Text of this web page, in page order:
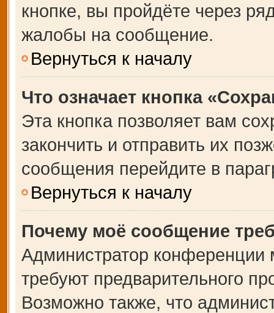
кнопке, вы пройдёте через
жалобы на сообщение.
Вернуться к началу
Что означает кнопка
Эта кнопка позволяет вам
закончить и отправить их
сообщения перейдите в
Вернуться к началу
Почему моё сообщение
Администратор
требуют предварительного
Возможно также, что